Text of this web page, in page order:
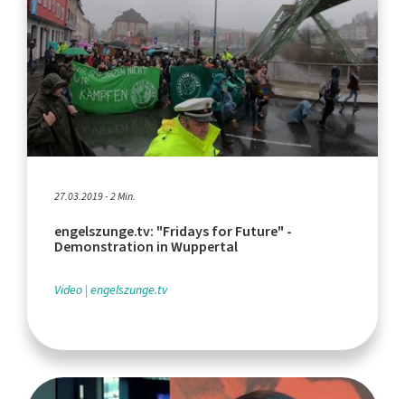
27.03.2019 - 2 Min.
engelszunge.tv: "Fridays for Future" -
Demonstration in Wuppertal
Video engelszunge.tv